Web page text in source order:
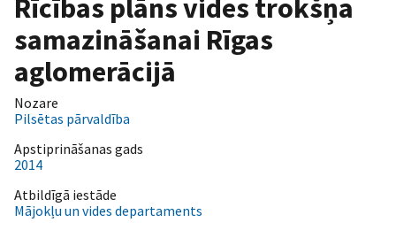
Rīcības plāns vides trokšņa
samazināšanai Rīgas
aglomerācijā
Nozare
Pilsētas pārvaldība
Apstiprināšanas gads
2014
Atbildīgā iestāde
Mājokļu un vides departaments